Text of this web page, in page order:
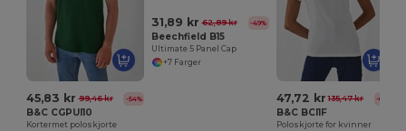
45,83 kr 99,46 kr -54%
B&C CGPUI10
Kortermet poloskjorte
31,89 kr 62,89 kr -49%
Beechfield B15
Ultimate 5 Panel Cap
+7 Farger
47,72 kr 135,47 kr -65%
B&C BCI1F
Poloskjorte for kvinner